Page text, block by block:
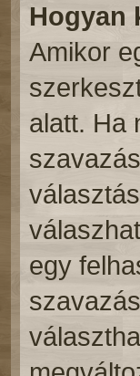
Hogyan
Amikor
alatt. Ha
egy